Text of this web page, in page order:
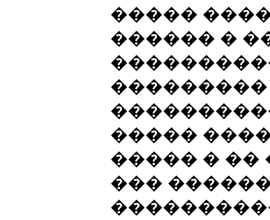
�����
������ �
�����
����� �
���